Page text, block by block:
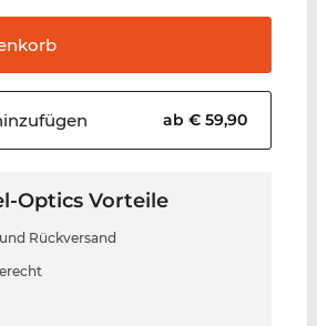
ab € 59,90
Optics Vorteile
Rückversand